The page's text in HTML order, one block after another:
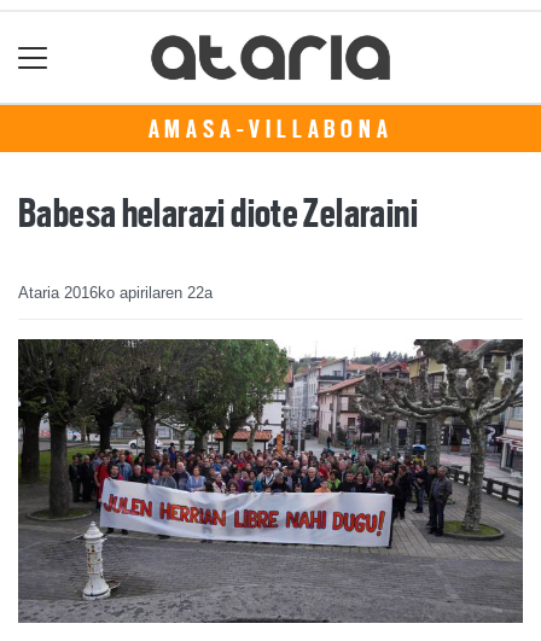
AMASA-VILLABONA
Babesa helarazi diote Zelaraini
Ataria 2016ko apirilaren 22a